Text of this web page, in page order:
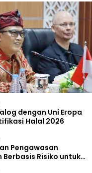
dengan Uni Eropa
Halal 2026
Pengawasan
Risiko untuk